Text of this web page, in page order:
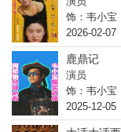
过第21届香港电影
角奖等奖项，入选“
百年名人堂”。作为
佳导演奖、第42届
饰：韦小宝
2026-02-07
鹿鼎记
演员
饰：韦小宝
2025-12-05